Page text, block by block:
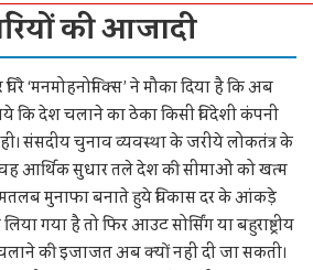
की आजादी
‘मनमोहनोमिक्स’ ने मौका दिया है कि अब
कि देश चलाने का ठेका किसी विदेशी कंपनी
संसदीय चुनाव व्यवस्था के जरीये लोकतंत्र के
आर्थिक सुधार तले देश की सीमाओं को खत्म
मुनाफा बनाते हुये विकास दर के आंकड़े
गया है तो फिर आउट सोर्सिंग या बहुराष्ट्रीय
की इजाजत अब क्यों नहीं दी जा सकती।